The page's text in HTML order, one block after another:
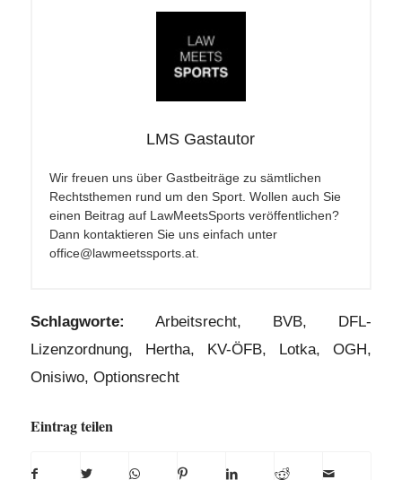
LMS Gastautor
Wir freuen uns über Gastbeiträge zu sämtlichen
Rechtsthemen rund um den Sport. Wollen auch Sie
einen Beitrag auf LawMeetsSports veröffentlichen?
Dann kontaktieren Sie uns einfach unter
office@lawmeetssports.at.
Schlagworte: Arbeitsrecht, BVB,
DFL-
Lizenzordnung, Hertha, KV-ÖFB, Lotka,OGH,
Onisiwo, Optionsrecht
Eintrag teilen